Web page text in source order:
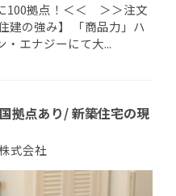
100拠点！＜＜ ＞＞注文
建の強み】 「商品力」ハ
・エナジーにて大...
拠点あり/ 新築住宅の現
式会社